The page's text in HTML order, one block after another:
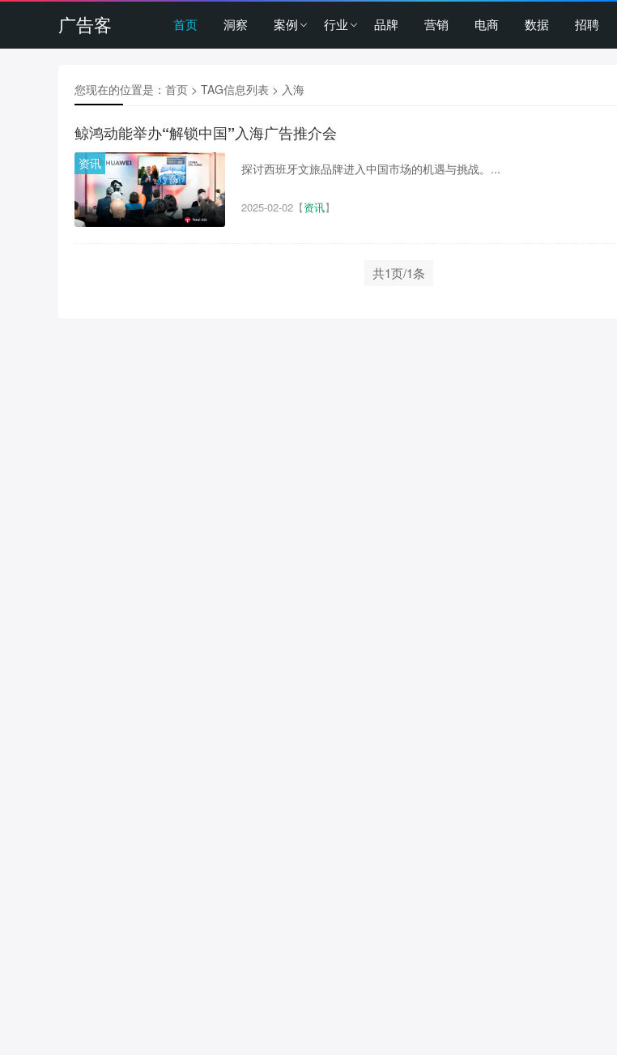
广告客 首页 洞察 案例 行业 品牌 营销 电商 数据 招聘
您现在的位置是： 首页 > TAG信息列表 > 入海
鲸鸿动能举办“解锁中国”入海广告推介会
资讯 探讨西班牙文旅品牌进入中国市场的机遇与挑战。...
2025-02-02【资讯】
共1页/1条